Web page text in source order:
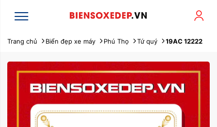
Trang chủ Biển đẹp xe máy Phú Thọ Tứ quý 19AC 12222